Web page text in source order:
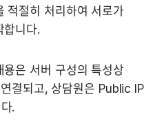
적절히 처리하여 서로가
합니다.
은 서버 구성의 특성상
결되고, 상담원은 Public IP
.